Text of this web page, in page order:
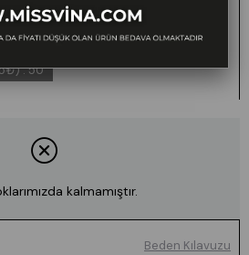
50
1 ALANA 1 BEDAVA -
FARKLI VEYA AYNI TÜM
ÜRÜNLERDE GEÇERLİ
:50
kalmamıştır.
Beden Kılavuzu